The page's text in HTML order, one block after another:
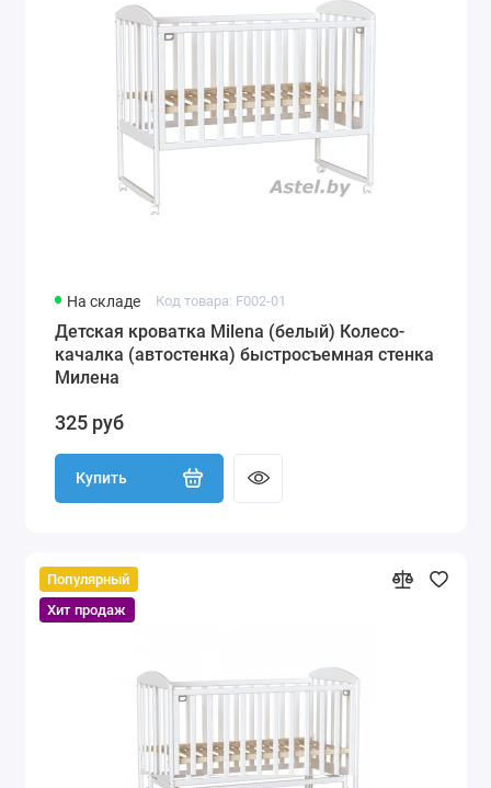
На складе Код товара: F002-01
Детская кроватка Milena (белый) Колесо-
качалка (автостенка) быстросъемная стенка
Милена
325 руб
Купить
Популярный
Хит продаж